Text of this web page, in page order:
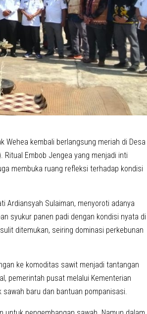
Wehea kembali berlangsung meriah di Desa
Ritual Embob Jengea yang menjadi inti
membuka ruang refleksi terhadap kondisi
Ardiansyah Sulaiman, menyoroti adanya
syukur panen padi dengan kondisi nyata di
ditemukan, seiring dominasi perkebunan
ke komoditas sawit menjadi tantangan
pemerintah pusat melalui Kementerian
baru dan bantuan pompanisasi.